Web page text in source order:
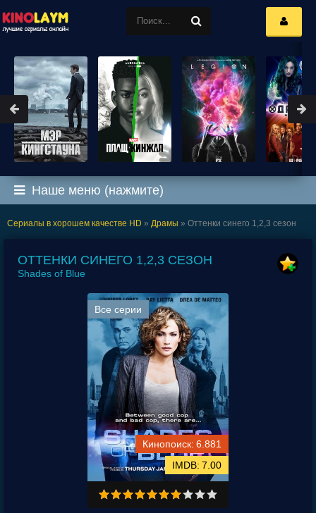
Наше меню (нажмите)
Сериалы в хорошем качестве HD » Драмы » Оттенки синего 1,2,3 сезон
ОТТЕНКИ СИНЕГО 1,2,3 СЕЗОН
Shades of Blue
Все серии
6.881
7.00